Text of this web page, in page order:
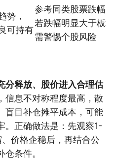
势，
可持有
参考同类股票跌幅
若跌幅明显大于板
需警惕个股风险
分释放、股价进入合理估
信息不对称程度最高，散
盲目补仓摊平成本，可能
。正确做法是：先观察1-
价格企稳后，再结合公
条件。